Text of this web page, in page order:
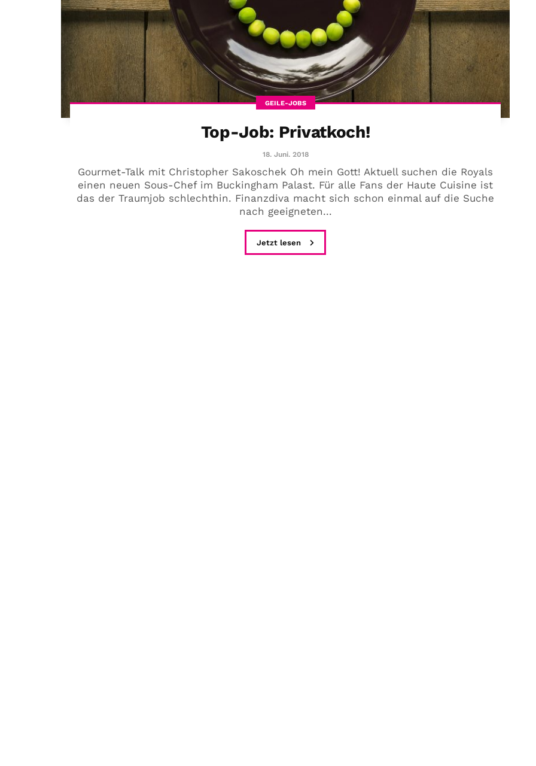
GEILE-JOBS
Top-Job: Privatkoch!
18. Juni. 2018
Gourmet-Talk mit Christopher Sakoschek Oh mein Gott! Aktuell suchen die Royals
einen neuen Sous-Chef im Buckingham Palast. Für alle Fans der Haute Cuisine ist
das der Traumjob schlechthin. Finanzdiva macht sich schon einmal auf die Suche
nach geeigneten...
Jetzt lesen